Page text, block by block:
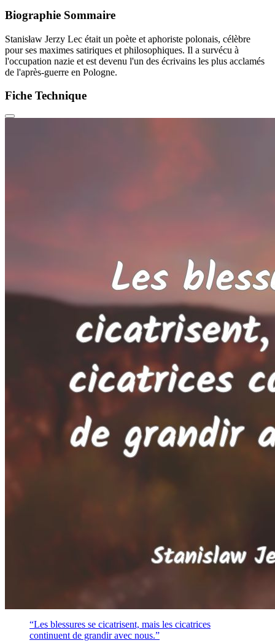
Biographie Sommaire
Stanisław Jerzy Lec était un poète et aphoriste polonais, célèbre
pour ses maximes satiriques et philosophiques. Il a survécu à
l'occupation nazie et est devenu l'un des écrivains les plus acclamés
de l'après-guerre en Pologne.
Fiche Technique
“Les blessures se cicatrisent, mais les cicatrices
continuent de grandir avec nous.”